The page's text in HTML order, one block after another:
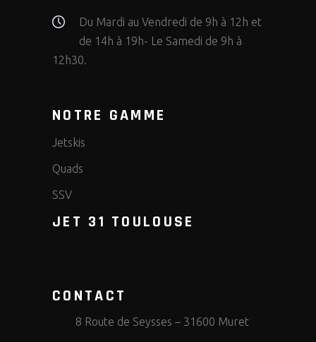
Du Mardi au Vendredi de 9h à 12h et
de 14h à 19h- Le Samedi de 9h à
12h30.
NOTRE GAMME
Jetskis
Quads
SSV
JET 31 TOULOUSE
CONTACT
8 Route de Seysses – 31600 Muret